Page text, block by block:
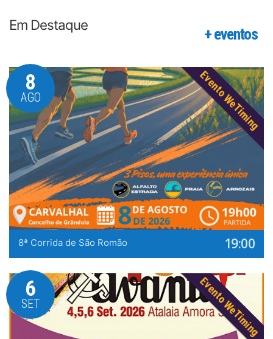
Em Destaque
+ eventos
Evento WeTiming
8ª Corrida de São Romão 19:00
8
AGO
Evento WeTiming
6
SET